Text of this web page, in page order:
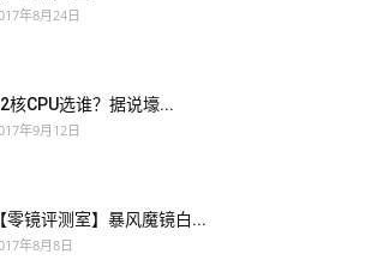
年8月24日
核CPU选谁？据说壕...
年9月12日
【零镜评测室】暴风魔镜白...
年8月8日